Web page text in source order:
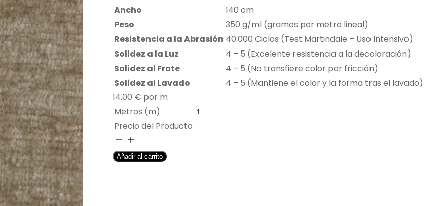
Ancho
140 cm
Peso
350 g/ml (gramos por metro lineal)
Resistencia a la Abrasión 40.000 Ciclos (Test Martindale – Uso Intensivo)
Solidez a la Luz
4 – 5 (Excelente resistencia a la decoloración)
Solidez al Frote
4 – 5 (No transfiere color por fricción)
Solidez al Lavado
4 – 5 (Mantiene el color y la forma tras el lavado)
14,00 € por m
Metros (m)
Precio del Producto
TAPICERÍA
SUMMER
TRUFA
Añadir al carrito